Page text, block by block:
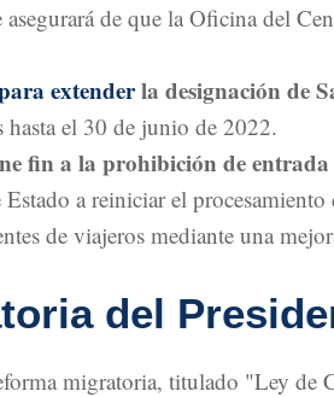
de que la Oficina del
extenderla designación de
hasta el 30 de junio de 2022.
fin a la prohibición de
a reiniciar el
de viajeros mediante una
del
migratoria, titulado "Ley